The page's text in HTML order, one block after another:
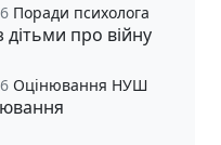
Поради психолога
дітьми про війну
Оцінювання НУШ